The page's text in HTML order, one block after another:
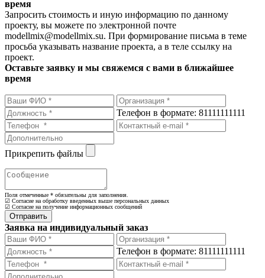
время
Запросить стоимость и иную информацию по данному
проекту, вы можете по электронной почте
modellmix@modellmix.su. При формирование письма в теме
просьба указывать название проекта, а в теле ссылку на
проект.
Оставьте заявку и мы свяжемся с вами в ближайшее
время
Телефон в формате: 81111111111
Прикрепить файлы
Поля отмеченные * обязательны для заполнения.
☑ Согласие на обработку введенных выше персональных данных
☑ Согласие на получение информационных сообщений
Заявка на индивидуальный заказ
Телефон в формате: 81111111111